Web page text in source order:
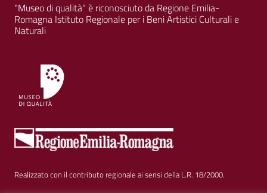
"Museo di qualità" è riconosciuto da Regione Emilia-
Romagna Istituto Regionale per i Beni Artistici Culturali e
Naturali
Realizzato con il contributo regionale ai sensi della L.R. 18/2000.